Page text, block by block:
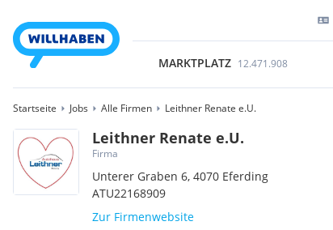
MARKTPLATZ 12.471.908
Startseite Jobs Alle Firmen Leithner Renate e.U.
Leithner Renate e.U.
Firma
Unterer Graben 6,4070 Eferding
ATU22168909
Zur Firmenwebsite